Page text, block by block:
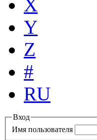
X
Y
Z
#
RU
Вход
Имя пользователя